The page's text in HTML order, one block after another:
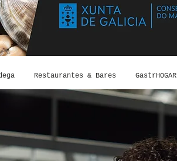
Restaurantes & Bares GastrHOGAR